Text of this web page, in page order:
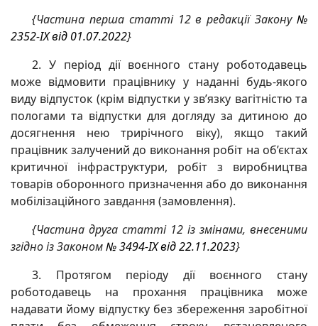
{Частина перша статті 12 в редакції Закону №
2352-IX від 01.07.2022}
2. У період дії воєнного стану роботодавець
може відмовити працівнику у наданні будь-якого
виду відпусток (крім відпустки у зв’язку вагітністю та
пологами та відпустки для догляду за дитиною до
досягнення нею трирічного віку), якщо такий
працівник залучений до виконання робіт на об’єктах
критичної інфраструктури, робіт з виробництва
товарів оборонного призначення або до виконання
мобілізаційного завдання (замовлення).
{Частина друга статті 12 із змінами, внесеними
згідно із Законом№ 3494-IX від 22.11.2023}
3. Протягом періоду дії воєнного стану
роботодавець на прохання працівника може
надавати йому відпустку без збереження заробітної